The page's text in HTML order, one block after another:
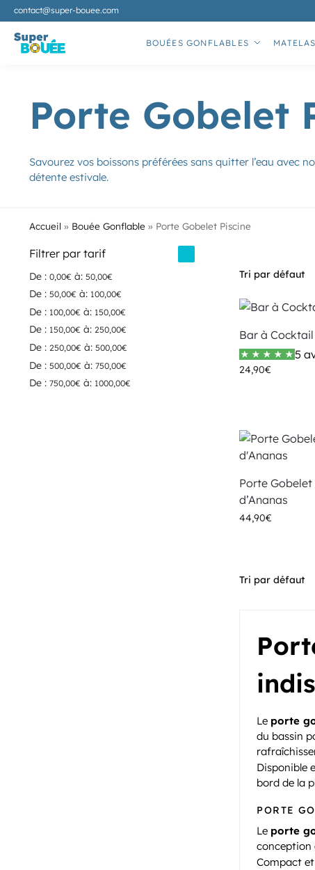
contact@super-bouee.com
BOUÉES GONFLABLES
Récemment ajoutés
Porte Gobelet
Savourez vos boissons préférées sans quitter l’eau avec
détente estivale.
Accueil » Bouée Gonflable » Porte Gobelet Piscine
Bar à
5
24,90€
Porte Gobelet
d’Ananas
44,90€
Le porte
du bassin
Disponible
bord de la
PORTE
Le porte
conception
Compact
Filtrer par tarif
De : 0,00€ à: 50,00€
De : 50,00€ à: 100,00€
De : 100,00€ à: 150,00€
De : 150,00€ à: 250,00€
De : 250,00€ à: 500,00€
De : 500,00€ à: 750,00€
De : 750,00€ à: 1000,00€